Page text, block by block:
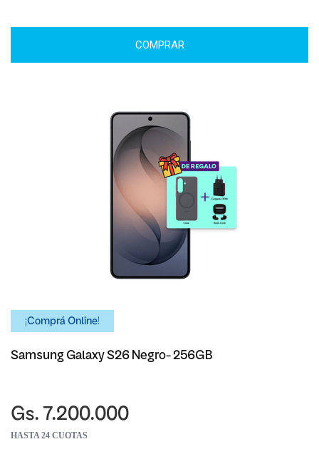
COMPRAR
¡Comprá Online!
Samsung Galaxy S26 Negro- 256GB
Gs. 7.200.000
HASTA 24 CUOTAS